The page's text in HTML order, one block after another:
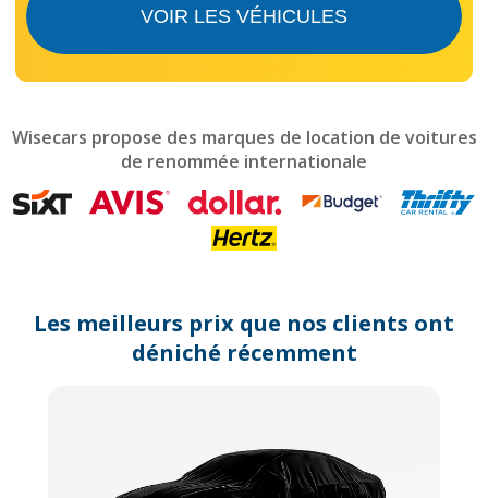
mark
get
the
dates.
VOIR LES VÉHICULES
Wisecars propose des marques de location de voitures
de renommée internationale
Les meilleurs prix que nos clients ont
déniché récemment